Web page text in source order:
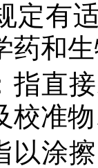
定有
药和
指直
校准
以涂